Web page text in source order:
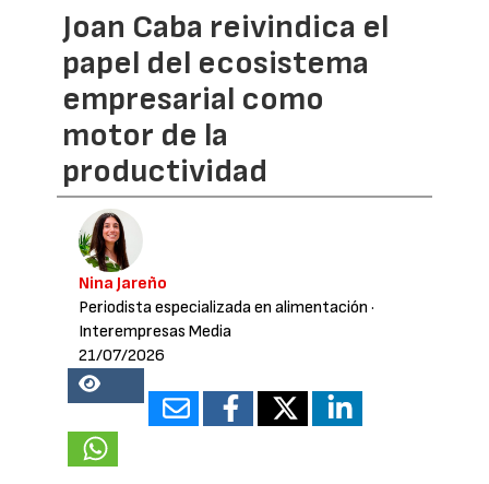
Joan Caba reivindica el
papel del ecosistema
empresarial como
motor de la
productividad
Nina Jareño
Periodista especializada en alimentación ·
Interempresas Media
21/07/2026
18346